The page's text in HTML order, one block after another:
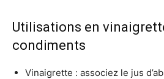
Utilisations en
condiments
Vinaigrette : associez le jus